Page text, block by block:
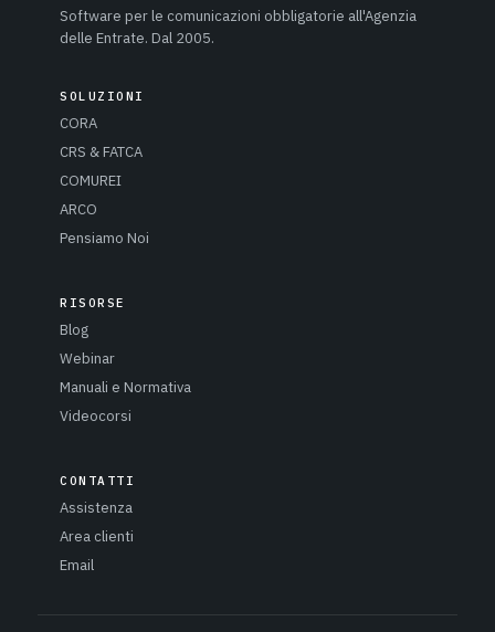
Software per le comunicazioni obbligatorie all'Agenzia
delle Entrate. Dal 2005.
SOLUZIONI
CORA
CRS & FATCA
COMUREI
ARCO
Pensiamo Noi
RISORSE
Blog
Webinar
Manuali e Normativa
Videocorsi
CONTATTI
Assistenza
Area clienti
Email